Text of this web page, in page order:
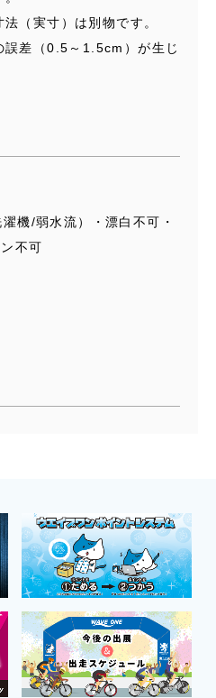
（実寸）は別物です。
誤差（0.5～1.5cm）が生じ
機/弱水流）・漂白不可・
不可